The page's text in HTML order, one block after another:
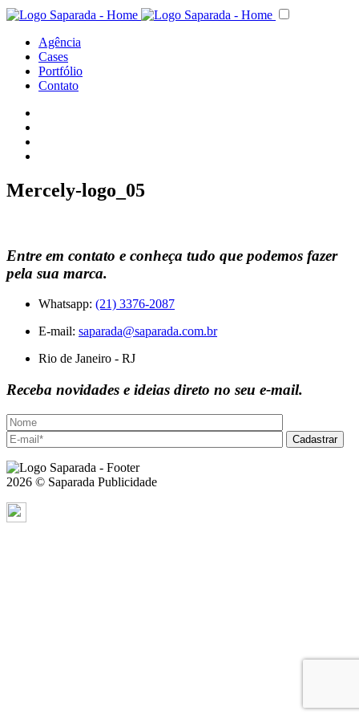
Agência
Cases
Portfólio
Contato
Mercely-logo_05
Entre em contato e conheça tudo que podemos fazer
pela sua marca.
Whatsapp: (21) 3376-2087
E-mail: saparada@saparada.com.br
Rio de Janeiro - RJ
Receba novidades e ideias direto no seu e-mail.
Cadastrar
2026 © Saparada Publicidade